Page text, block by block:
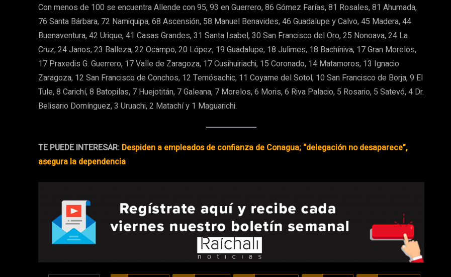
Con menos de 100 se encuentra Allende con 95, 93 en Guerrero, 86 Gómez Farías, 81 Rosales, 81 Ahumada,
76 Santa Bárbara, 72 Namiquipa, 68 Ascensión, 58 Manuel Benavides, 46 Guadalupe y Calvo, 45 Madera, 44
Buenaventura, 42 Urique, 41 Casas Grandes, 31 Santa Isabel, 30 San Francisco del Oro, 25 Nonoava, 24 La
Cruz, 24 Janos, 23 Balleza, 22 Ocampo, 20 López, 19 Guadalupe, 18 Julimes, 18 Bachíniva, 17 Gran Morelos,
17 Praxedis G. Guerrero, 17 Valle de Zaragoza, 17 Cusihuiriachi, 15 Coronado, 14 Matamoros, 13 Ignacio
Zaragoza, 12 San Francisco de Conchos, 12 Temósachic, 11 Coyame del Sotol, 10 San Francisco de Borja, 9 El
Tule, 8 Carichí, 8 Batopilas, 7 Huejotitán, 7 Galeana, 7 Morelos, 6 Moris, 6 Riva Palacio, 5 Rosario, 5 Satevó, 4 Dr.
Belisario Domínguez, 3 Uruachi, 2 Matachí y 1 Maguarichi.
TE PUEDE INTERESAR: Despiden a empleados de confianza de Conagua; “delegación no desaparece”,
asegura la dependencia